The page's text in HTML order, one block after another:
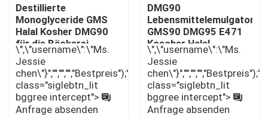
Haus
Produkte
Destillierte
Monoglyceride GMS
Halal Kosher DMG90
für die Bäckerei
zugelassen
\",\"username\":\"Ms.
Jessie
chen\"}","","","","Bestpreis");'
class="siglebtn_lit
bggree intercept">
Anfrage absenden
DMG90
Lebensmittelemulgator
GMS90 DMG95 E471
Koscher Halal
Zertifizierungen
\",\"username\":\"Ms.
Jessie
chen\"}","","","","Bestpreis");'
class="siglebtn_lit
bggree intercept">
Anfrage absenden